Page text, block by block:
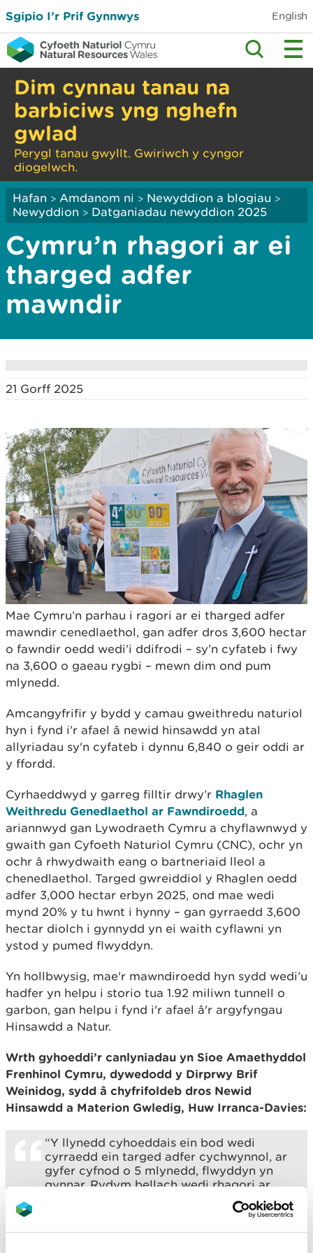
Sgipio I’r Prif Gynnwys English
Dim cynnau tanau na
barbiciws yng nghefn
gwlad
Perygl tanau gwyllt. Gwiriwch y cyngor
diogelwch.
Hafan > Amdanom ni > Newyddion a blogiau >
Newyddion > Datganiadau newyddion 2025
Cymru’n rhagori ar ei
tharged adfer
mawndir
21 Gorff 2025
Mae Cymru’n parhau i ragori ar ei tharged adfer
mawndir cenedlaethol, gan adfer dros 3,600 hectar
o fawndir oedd wedi’i ddifrodi – sy’n cyfateb i fwy
na 3,600 o gaeau rygbi – mewn dim ond pum
mlynedd.
Amcangyfrifir y bydd y camau gweithredu naturiol
hyn i fynd i’r afael â newid hinsawdd yn atal
allyriadau sy'n cyfateb i dynnu 6,840 o geir oddi ar
y ffordd.
Cyrhaeddwyd y garreg filltir drwy’r Rhaglen
Weithredu Genedlaethol ar Fawndiroedd, a
ariannwyd gan Lywodraeth Cymru a chyflawnwyd y
gwaith gan Cyfoeth Naturiol Cymru (CNC), ochr yn
ochr â rhwydwaith eang o bartneriaid lleol a
chenedlaethol. Targed gwreiddiol y Rhaglen oedd
adfer 3,000 hectar erbyn 2025, ond mae wedi
mynd 20% y tu hwnt i hynny – gan gyrraedd 3,600
hectar diolch i gynnydd yn ei waith cyflawni yn
ystod y pumed flwyddyn.
Yn hollbwysig, mae'r mawndiroedd hyn sydd wedi’u
hadfer yn helpu i storio tua 1.92 miliwn tunnell o
garbon, gan helpu i fynd i'r afael â'r argyfyngau
Hinsawdd a Natur.
Wrth gyhoeddi’r canlyniadau yn Sioe Amaethyddol
Frenhinol Cymru, dywedodd y Dirprwy Brif
Weinidog, sydd â chyfrifoldeb dros Newid
Hinsawdd a Materion Gwledig, Huw Irranca-Davies:
“Y llynedd cyhoeddais ein bod wedi
cyrraedd ein targed adfer cychwynnol, ar
gyfer cyfnod o 5 mlynedd, flwyddyn yn
gynnar. Rydym bellach wedi rhagori ar
hynny drwy adfer cyfanswm o 3,600ha
dros bum mlynedd gyntaf y Rhaglen.